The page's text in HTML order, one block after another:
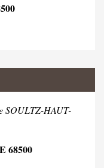
SOULTZ-HAUT-
68500